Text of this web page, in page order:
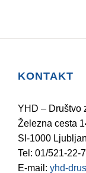
KONTAKT
YHD – Društvo
Železna cesta
SI-1000
Tel: 01/521-22-
E-mail: yhd-